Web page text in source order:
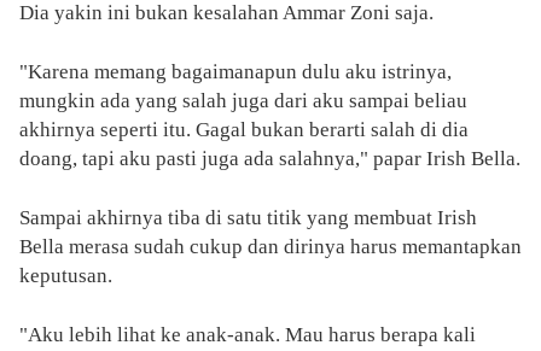
Dia yakin ini bukan kesalahan Ammar Zoni saja.
"Karena memang bagaimanapun dulu aku istrinya,
mungkin ada yang salah juga dari aku sampai beliau
akhirnya seperti itu. Gagal bukan berarti salah di dia
doang, tapi aku pasti juga ada salahnya," papar Irish Bella.
Sampai akhirnya tiba di satu titik yang membuat Irish
Bella merasa sudah cukup dan dirinya harus memantapkan
keputusan.
"Aku lebih lihat ke anak-anak. Mau harus berapa kali